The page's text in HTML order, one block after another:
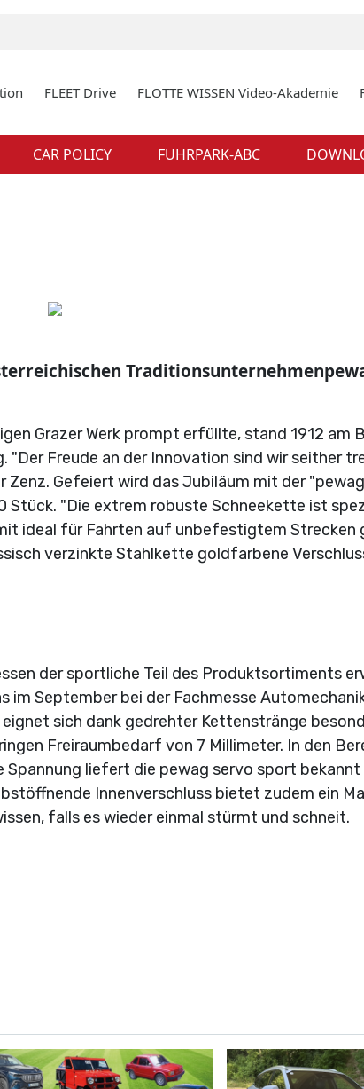
FLEET Drive FLOTTE WISSEN Video-Akademie
CAR POLICY FUHRPARK-ABC
Grazer Werk prompt erfüllte, stand 1912 am
Freude an der Innovation sind wir seither
Gefeiert wird das Jubiläum mit der
Stück. "Die extrem robuste Schneekette ist
ideal für Fahrten auf unbefestigtem Strecken
verzinkte Stahlkette goldfarbene
der sportliche Teil des Produktsortiments
im September bei der Fachmesse
sich dank gedrehter Kettenstränge
Freiraumbedarf von 7 Millimeter. In den
liefert die pewag servo sport bekannt
Innenverschluss bietet zudem ein
falls es wieder einmal stürmt und schneit.